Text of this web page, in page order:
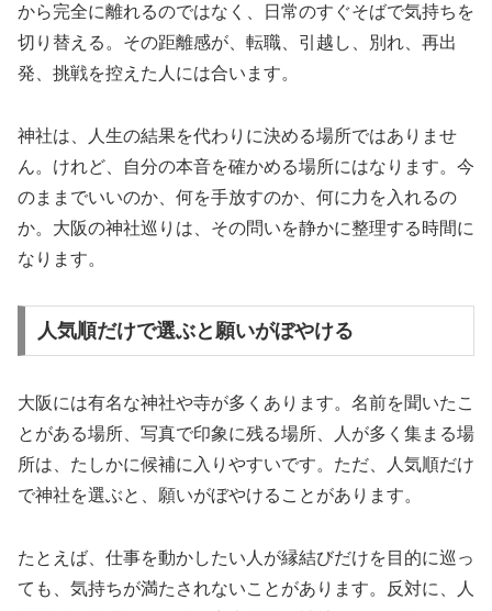
から完全に離れるのではなく、日常のすぐそばで気持ちを
切り替える。その距離感が、転職、引越し、別れ、再出
発、挑戦を控えた人には合います。
神社は、人生の結果を代わりに決める場所ではありませ
ん。けれど、自分の本音を確かめる場所にはなります。今
のままでいいのか、何を手放すのか、何に力を入れるの
か。大阪の神社巡りは、その問いを静かに整理する時間に
なります。
人気順だけで選ぶと願いがぼやける
大阪には有名な神社や寺が多くあります。名前を聞いたこ
とがある場所、写真で印象に残る場所、人が多く集まる場
所は、たしかに候補に入りやすいです。ただ、人気順だけ
で神社を選ぶと、願いがぼやけることがあります。
たとえば、仕事を動かしたい人が縁結びだけを目的に巡っ
ても、気持ちが満たされないことがあります。反対に、人